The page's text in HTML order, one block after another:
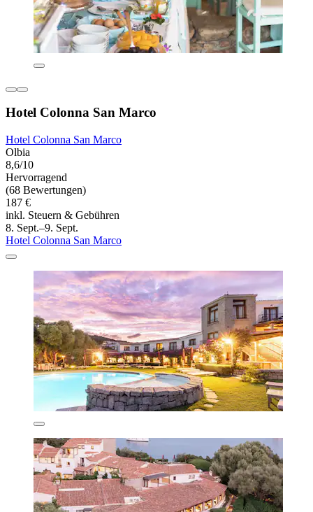
Hotel Colonna San Marco
Hotel Colonna San Marco
Olbia
8,6/10
Hervorragend
(68 Bewertungen)
187 €
inkl. Steuern & Gebühren
8. Sept.–9. Sept.
Hotel Colonna San Marco